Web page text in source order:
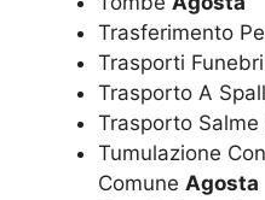
Trasferimento
Trasporti Funebri
Trasporto A
Trasporto Salme
Tumulazione
Comune Agosta